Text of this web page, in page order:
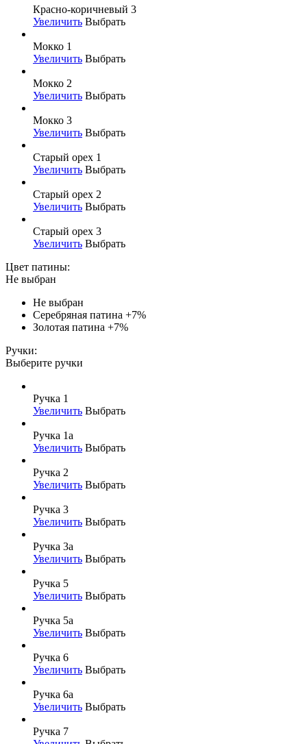
Красно-коричневый 3
Увеличить Выбрать
Мокко 1
Увеличить Выбрать
Мокко 2
Увеличить Выбрать
Мокко 3
Увеличить Выбрать
Старый орех 1
Увеличить Выбрать
Старый орех 2
Увеличить Выбрать
Старый орех 3
Увеличить Выбрать
Цвет патины:
Не выбран
Не выбран
Серебряная патина +7%
Золотая патина +7%
Ручки:
Выберите ручки
Ручка 1
Увеличить Выбрать
Ручка 1а
Увеличить Выбрать
Ручка 2
Увеличить Выбрать
Ручка 3
Увеличить Выбрать
Ручка 3а
Увеличить Выбрать
Ручка 5
Увеличить Выбрать
Ручка 5а
Увеличить Выбрать
Ручка 6
Увеличить Выбрать
Ручка 6а
Увеличить Выбрать
Ручка 7